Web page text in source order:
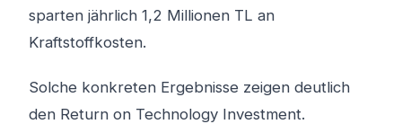
sparten jährlich 1,2 Millionen TL an
Kraftstoffkosten.
Solche konkreten Ergebnisse zeigen deutlich
den Return on Technology Investment.